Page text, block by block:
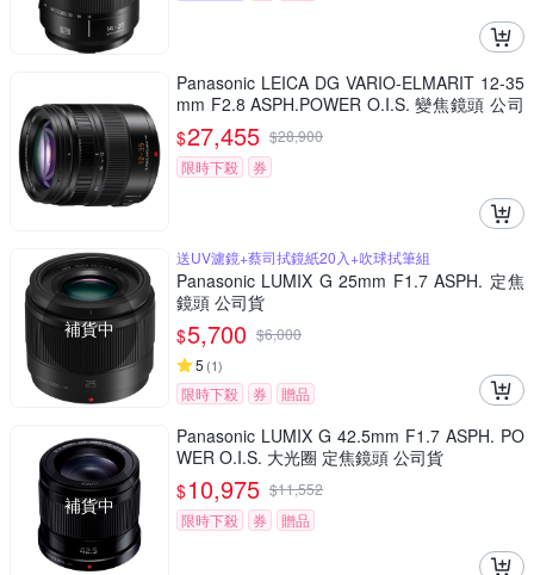
Panasonic LEICA DG VARIO-ELMARIT 12-35
mm F2.8 ASPH.POWER O.I.S. 變焦鏡頭 公司
貨 H-ES12035
$27,455 $28,900
限時下殺
券
補貨中
送UV濾鏡+蔡司拭鏡紙20入+吹球拭筆組
Panasonic LUMIX G 25mm F1.7 ASPH. 定焦
鏡頭 公司貨
$5,700 $6,000
5 (1)
限時下殺 券 贈品
補貨中
Panasonic LUMIX G 42.5mm F1.7 ASPH. PO
WER O.I.S. 大光圈 定焦鏡頭 公司貨
$10,975 $11,552
限時下殺
券 贈品